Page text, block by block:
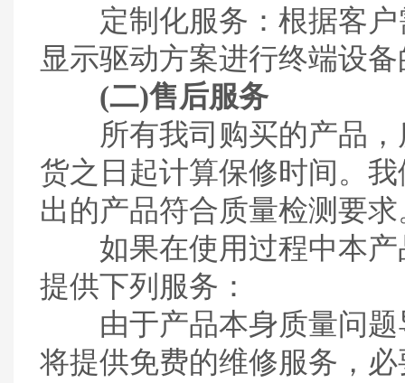
定制化服务：根据客户
显示驱动方案进行终端设
(二)售后服务
所有我司购买的产品，
货之日起计算保修时间。
出的产品符合质量检测要求
如果在使用过程中本产
提供下列服务：
由于产品本身质量问题
将提供免费的维修服务，